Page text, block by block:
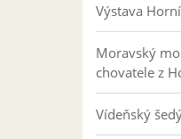
Výstava
Moravský
chovatele z
Vídeňský